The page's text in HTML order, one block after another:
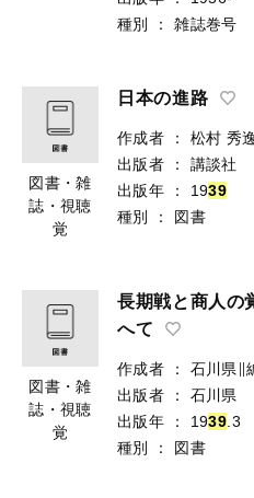
種別
： 雑誌巻号
図書・雑
誌・視聴
覚
日本の進路
作成者 ：
松村 秀
出版者
：
講談社
出版年
： 1939
種別
： 図書
図書・雑
誌・視聴
覚
長期戦と商人の
へて
作成者 ：
石川県∥
出版者
：
石川県
出版年
： 1939 .3
種別
： 図書